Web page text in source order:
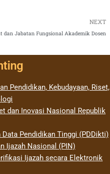
NEXT
dan Jabatan Fungsional Akademik Dosen
Pendidikan, Kebudayaan, Riset,
dan Inovasi Nasional Republik
Data Pendidikan Tinggi (PDDikti)
Ijazah Nasional (PIN)
Ijazah secara Elektronik